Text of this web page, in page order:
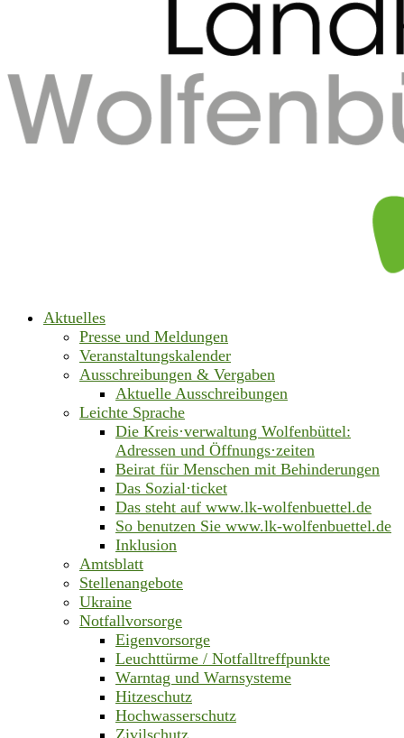
Aktuelles
Presse und Meldungen
Veranstaltungskalender
Ausschreibungen & Vergaben
Aktuelle Ausschreibungen
Leichte Sprache
Die Kreis·verwaltung Wolfenbüttel:
Adressen und Öffnungs·zeiten
Beirat für Menschen mit Behinderungen
Das Sozial·ticket
Das steht auf www.lk-wolfenbuettel.de
So benutzen Sie www.lk-wolfenbuettel.de
Inklusion
Amtsblatt
Stellenangebote
Ukraine
Notfallvorsorge
Eigenvorsorge
Leuchttürme / Notfalltreffpunkte
Warntag und Warnsysteme
Hitzeschutz
Hochwasserschutz
Zivilschutz